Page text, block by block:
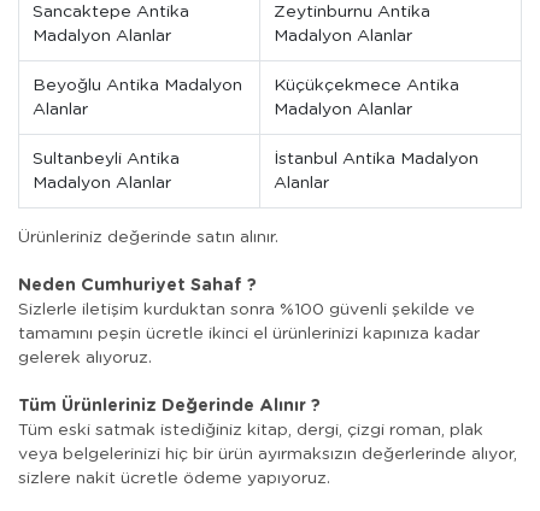
Sancaktepe Antika
Madalyon Alanlar
Zeytinburnu Antika
Madalyon Alanlar
Beyoğlu Antika Madalyon
Alanlar
Küçükçekmece Antika
Madalyon Alanlar
Sultanbeyli Antika
Madalyon Alanlar
İstanbul Antika Madalyon
Alanlar
Ürünleriniz değerinde satın alınır.
Neden Cumhuriyet Sahaf ?
Sizlerle iletişim kurduktan sonra %100 güvenli şekilde ve
tamamını peşin ücretle ikinci el ürünlerinizi kapınıza kadar
gelerek alıyoruz.
Tüm Ürünleriniz Değerinde Alınır ?
Tüm eski satmak istediğiniz kitap, dergi, çizgi roman, plak
veya belgelerinizi hiç bir ürün ayırmaksızın değerlerinde alıyor,
sizlere nakit ücretle ödeme yapıyoruz.